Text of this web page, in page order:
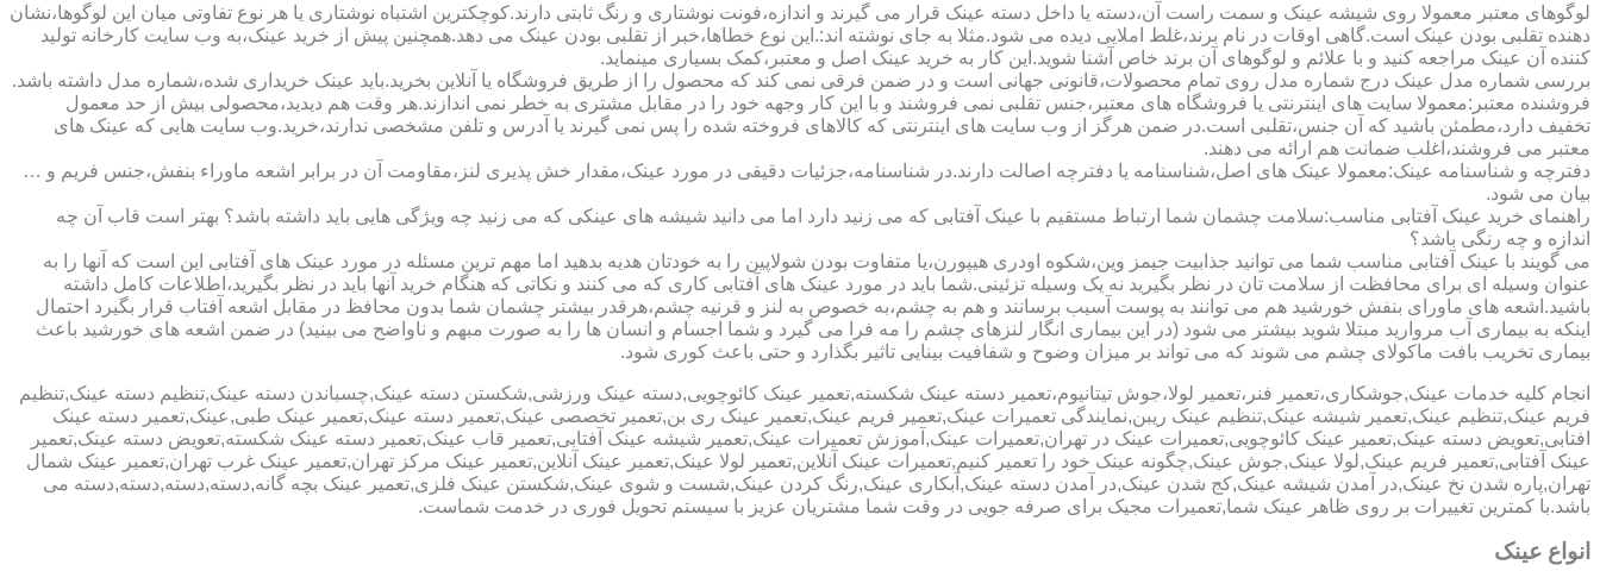
لوگوهای معتبر معمولا روی شیشه عینک و سمت راست آن،دسته یا داخل دسته عینک قرار می گیرند و اندازه،فونت نوشتاری و رنگ ثابتی دارند.کوچکترین اشتباه نوشتاری یا هر نوع تفاوتی میان این لوگوها،نشان
دهنده تقلبی بودن عینک است.گاهی اوقات در نام برند،غلط املایی دیده می شود.مثلا به جای نوشته اند:.این نوع خطاها،خبر از تقلبی بودن عینک می دهد.همچنین پیش از خرید عینک،به وب سایت کارخانه تولید
کننده آن عینک مراجعه کنید و با علائم و لوگوهای آن برند خاص آشنا شوید.این کار به خرید عینک اصل و معتبر،کمک بسیاری مینماید.
بررسی شماره مدل عینک درج شماره مدل روی تمام محصولات،قانونی جهانی است و در ضمن فرقی نمی کند که محصول را از طریق فروشگاه یا آنلاین بخرید.باید عینک خریداری شده،شماره مدل داشته باشد.
فروشنده معتبر:معمولا سایت های اینترنتی یا فروشگاه های معتبر،جنس تقلبی نمی فروشند و با این کار وجهه خود را در مقابل مشتری به خطر نمی اندازند.هر وقت هم دیدید،محصولی بیش از حد معمول
تخفیف دارد،مطمئن باشید که آن جنس،تقلبی است.در ضمن هرگز از وب سایت های اینترنتی که کالاهای فروخته شده را پس نمی گیرند یا آدرس و تلفن مشخصی ندارند،خرید.وب سایت هایی که عینک های
معتبر می فروشند،اغلب ضمانت هم ارائه می دهند.
دفترچه و شناسنامه عینک:معمولا عینک های اصل،شناسنامه یا دفترچه اصالت دارند.در شناسنامه،جزئیات دقیقی در مورد عینک،مقدار خش پذیری لنز،مقاومت آن در برابر اشعه ماوراء بنفش،جنس فریم و …
بیان می شود.
راهنمای خرید عینک آفتابی مناسب:سلامت چشمان شما ارتباط مستقیم با عینک آفتابی که می زنید دارد اما می دانید شیشه های عینکی که می زنید چه ویژگی هایی باید داشته باشد؟ بهتر است قاب آن چه
اندازه و چه رنگی باشد؟
می گویند با عینک آفتابی مناسب شما می توانید جذابیت جیمز وین،شکوه اودری هیپورن،یا متفاوت بودن شولاپین را به خودتان هدیه بدهید اما مهم ترین مسئله در مورد عینک های آفتابی این است که آنها را به
عنوان وسیله ای برای محافظت از سلامت تان در نظر بگیرید نه یک وسیله تزئینی.شما باید در مورد عینک های آفتابی کاری که می کنند و نکاتی که هنگام خرید آنها باید در نظر بگیرید،اطلاعات کامل داشته
باشید.اشعه های ماورای بنفش خورشید هم می توانند به پوست آسیب برسانند و هم به چشم،به خصوص به لنز و قرنیه چشم،هرقدر بیشتر چشمان شما بدون محافظ در مقابل اشعه آفتاب قرار بگیرد احتمال
اینکه به بیماری آب مروارید مبتلا شوید بیشتر می شود (در این بیماری انگار لنزهای چشم را مه فرا می گیرد و شما اجسام و انسان ها را به صورت مبهم و ناواضح می بینید) در ضمن اشعه های خورشید باعث
بیماری تخریب بافت ماکولای چشم می شوند که می تواند بر میزان وضوح و شفافیت بینایی تاثیر بگذارد و حتی باعث کوری شود.
انجام کلیه خدمات عینک,جوشکاری،تعمیر فنر،تعمیر لولا،جوش تیتانیوم،تعمیر دسته عینک شکسته,تعمیر عینک کائوچویی,دسته عینک ورزشی,شکستن دسته عینک,چسباندن دسته عینک,تنظیم دسته عینک,تنظیم
فریم عینک,تنظیم عینک,تعمیر شیشه عینک,تنظیم عینک ریبن,نمایندگی تعمیرات عینک,تعمیر فریم عینک,تعمیر عینک ری بن,تعمیر تخصصی عینک,تعمیر دسته عینک,تعمیر عینک طبی,عینک,تعمیر دسته عینک
افتابی,تعویض دسته عینک,تعمیر عینک کائوچویی,تعمیرات عینک در تهران,تعمیرات عینک,آموزش تعمیرات عینک,تعمیر شیشه عینک آفتابی,تعمیر قاب عینک,تعمیر دسته عینک شکسته,تعویض دسته عینک,تعمیر
عینک آفتابی,تعمیر فریم عینک,لولا عینک,جوش عینک,چگونه عینک خود را تعمیر کنیم,تعمیرات عینک آنلاین,تعمیر لولا عینک,تعمیر عینک آنلاین,تعمیر عینک مرکز تهران,تعمیر عینک غرب تهران,تعمیر عینک شمال
تهران,پاره شدن نخ عینک,در آمدن شیشه عینک,کج شدن عینک,در آمدن دسته عینک,آبکاری عینک,رنگ کردن عینک,شست و شوی عینک,شکستن عینک فلزی,تعمیر عینک بچه گانه,دسته,دسته,دسته,دسته می
باشد.با کمترین تغییرات بر روی ظاهر عینک شما,تعمیرات مجیک برای صرفه جویی در وقت شما مشتریان عزیز با سیستم تحویل فوری در خدمت شماست.
انواع عینک